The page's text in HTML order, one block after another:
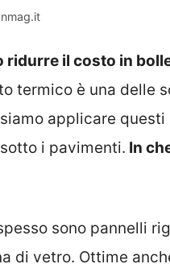
ridurre il costo in
termico è una delle
applicare questi
i pavimenti. In
sono pannelli
di vetro. Ottime